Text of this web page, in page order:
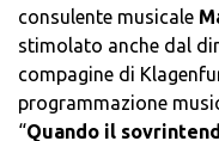
consulente musicale
stimolato anche dal
compagine di
programmazione
“Quando il